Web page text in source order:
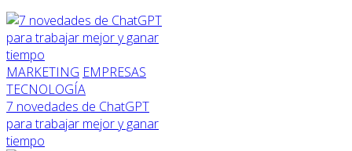
MARKETING EMPRESAS
TECNOLOGÍA
7 novedades de ChatGPT
para trabajar mejor y ganar
tiempo